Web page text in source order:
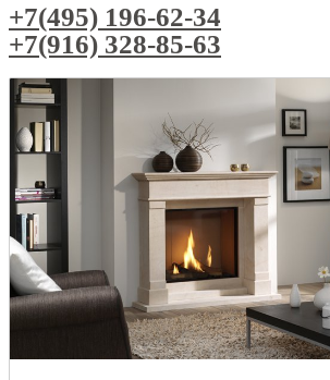
+7(495) 196-62-34
+7(916) 328-85-63